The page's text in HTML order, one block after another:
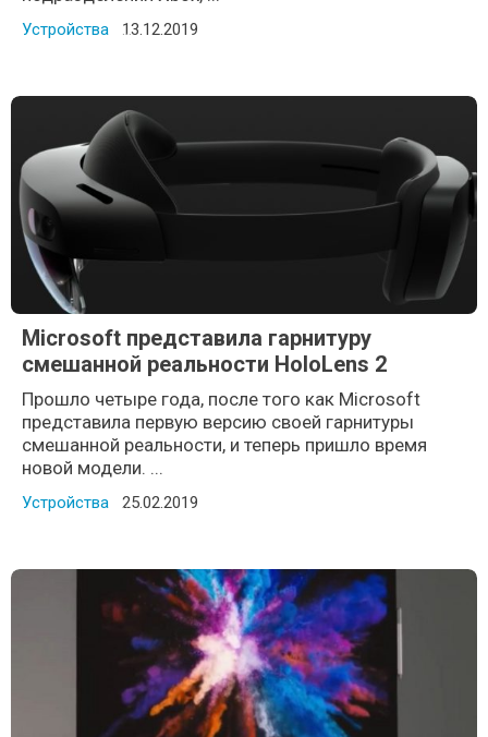
Устройства Posted on
13.12.2019
Microsoft представила гарнитуру
смешанной реальности HoloLens 2
Прошло четыре года, после того как Microsoft
представила первую версию своей гарнитуры
смешанной реальности, и теперь пришло время
новой модели. ...
Устройства Posted on
25.02.2019